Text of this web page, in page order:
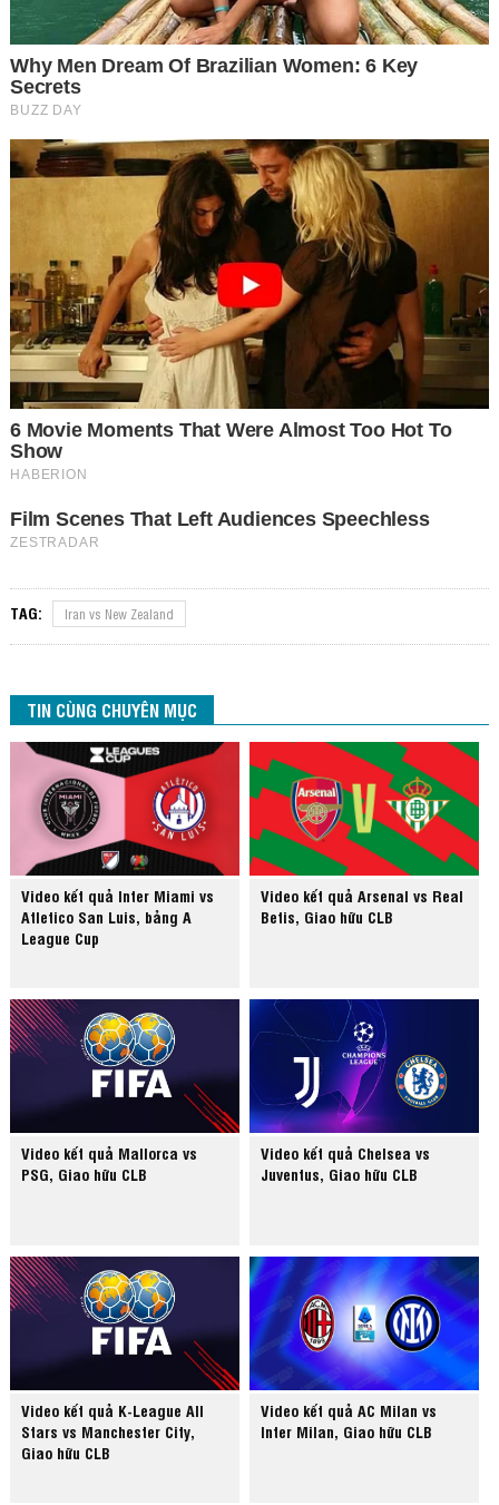
TAG: Iran vs New Zealand
TIN CÙNG CHUYÊN MỤC
Video kết quả Inter Miami vs
Atletico San Luis, bảng A
League Cup
Video kết quả Arsenal vs Real
Betis, Giao hữu CLB
Video kết quả Mallorca vs
PSG, Giao hữu CLB
Video kết quả Chelsea vs
Juventus, Giao hữu CLB
Video kết quả K-League All
Stars vs Manchester City,
Giao hữu CLB
Video kết quả AC Milan vs
Inter Milan, Giao hữu CLB